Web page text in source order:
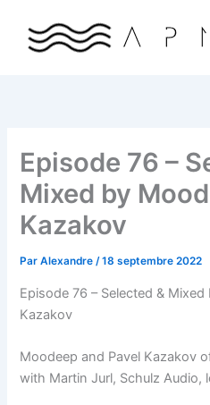
contenu
Episode 76 –
Mixed by
Kazakov
ParAlexandre/18 septembre 2022
Episode 76 – Selected &
Kazakov
Moodeep and Pavel Kazakov
with Martin Jurl, Schulz Audio,